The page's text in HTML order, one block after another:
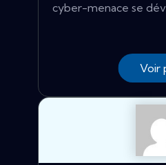
cyber-menace se
Voir